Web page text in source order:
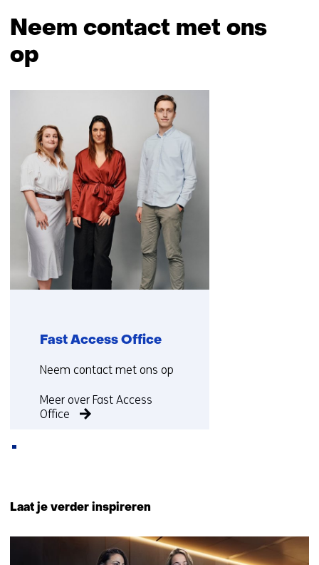
Neem contact met ons
op
navigatie
over
(Neem
contact
met
op)
Fast Access Office
Functie:
Neem contact met ons op
Meer over Fast Access
Office
(Neem
contact
Laat je verder inspireren
80
resultaten,